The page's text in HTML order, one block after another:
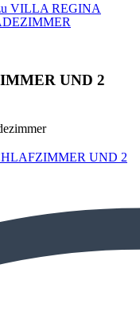
VILLA REGINA
UND 2
UND 2